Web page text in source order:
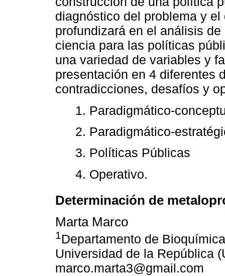
diagnóstico del problema y
profundizará en el análisis
ciencia para las políticas
una variedad de variables y
presentación en 4 diferentes
contradicciones, desafíos y
1. Paradigmático-
2. Paradigmático-
3. Políticas Públicas
4. Operativo.
Determinación de
Marta Marco
1Departamento de
Universidad de la República
marco.marta3@gmail.com